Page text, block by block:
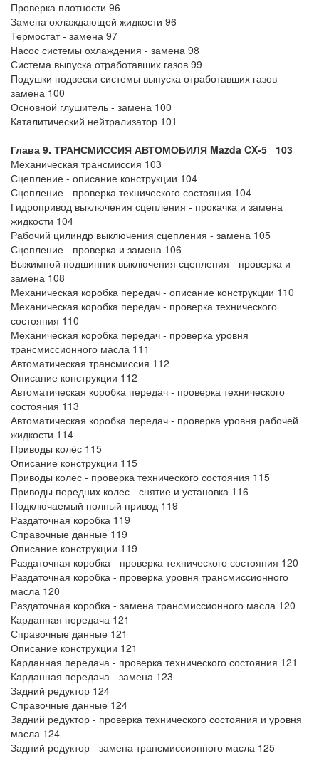
Проверка плотности 96
Замена охлаждающей жидкости 96
Термостат - замена 97
Насос системы охлаждения - замена 98
Система выпуска отработавших газов 99
Подушки подвески системы выпуска отработавших газов -
замена 100
Основной глушитель - замена 100
Каталитический нейтрализатор 101
Глава 9. ТРАНСМИССИЯ АВТОМОБИЛЯ Mazda CX-5 103
Механическая трансмиссия 103
Сцепление - описание конструкции 104
Сцепление - проверка технического состояния 104
Гидропривод выключения сцепления - прокачка и замена
жидкости 104
Рабочий цилиндр выключения сцепления - замена 105
Сцепление - проверка и замена 106
Выжимной подшипник выключения сцепления - проверка и
замена 108
Механическая коробка передач - описание конструкции 110
Механическая коробка передач - проверка технического
состояния 110
Механическая коробка передач - проверка уровня
трансмиссионного масла 111
Автоматическая трансмиссия 112
Описание конструкции 112
Автоматическая коробка передач - проверка технического
состояния 113
Автоматическая коробка передач - проверка уровня рабочей
жидкости 114
Приводы колёс 115
Описание конструкции 115
Приводы колес - проверка технического состояния 115
Приводы передних колес - снятие и установка 116
Подключаемый полный привод 119
Раздаточная коробка 119
Справочные данные 119
Описание конструкции 119
Раздаточная коробка - проверка технического состояния 120
Раздаточная коробка - проверка уровня трансмиссионного
масла 120
Раздаточная коробка - замена трансмиссионного масла 120
Карданная передача 121
Справочные данные 121
Описание конструкции 121
Карданная передача - проверка технического состояния 121
Карданная передача - замена 123
Задний редуктор 124
Справочные данные 124
Задний редуктор - проверка технического состояния и уровня
масла 124
Задний редуктор - замена трансмиссионного масла 125